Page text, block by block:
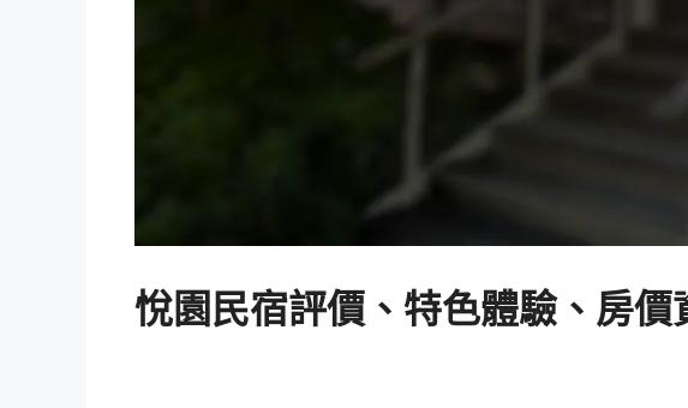
悅園民宿評價、特色體驗、房